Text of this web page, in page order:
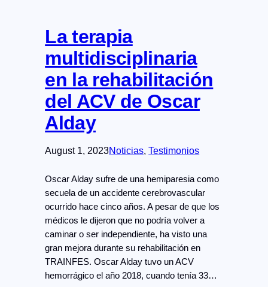
La terapia
multidisciplinaria
en la rehabilitación
del ACV de Oscar
Alday
August 1, 2023Noticias, Testimonios
Oscar Alday sufre de una hemiparesia como
secuela de un accidente cerebrovascular
ocurrido hace cinco años. A pesar de que los
médicos le dijeron que no podría volver a
caminar o ser independiente, ha visto una
gran mejora durante su rehabilitación en
TRAINFES. Oscar Alday tuvo un ACV
hemorrágico el año 2018, cuando tenía 33…